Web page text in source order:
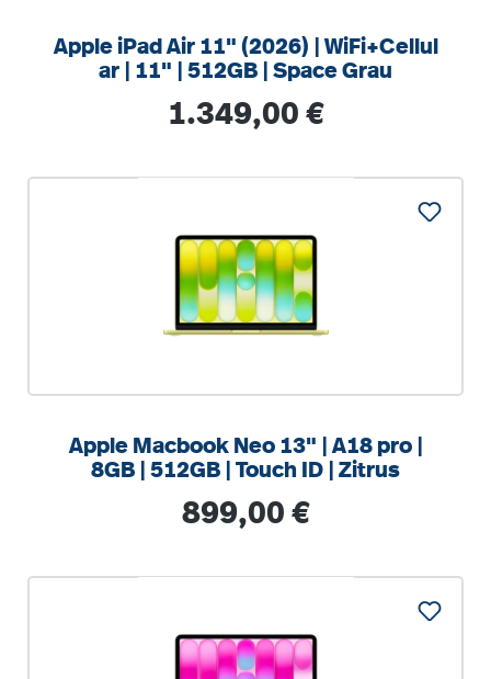
Apple iPad Air 11" (2026) | WiFi+Cellul
ar | 11" | 512GB | Space Grau
Regulärer Preis:
1.349,00 €
Apple Macbook Neo 13" | A18 pro |
8GB | 512GB | Touch ID | Zitrus
Regulärer Preis:
899,00 €